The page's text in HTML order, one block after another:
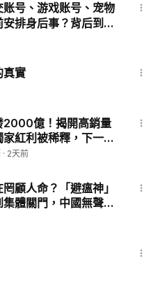
号、游戏账号、宠物
排身后事？背后到底
真實
2000億！揭開高銷量
紅利被稀釋，下一個
· 2天前
顧人命？「避瘟神」
體關門，中國無聲對